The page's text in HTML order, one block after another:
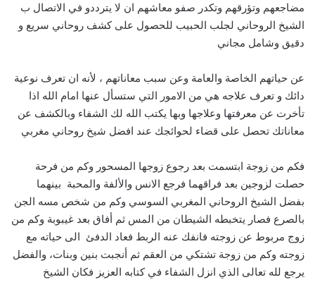
مضاجعهم وتؤرقهم وتكدر صفو معاشهم ان لا يترددو في الاتصال ب
الشيخ الروحاني لجلب الحبيب للحصول على كشف روحاني سريع و
دقيق وشامل مجاني
عن حياتهم الخاصة والعامة وعن سبب معاناتهم ، لأنه ان تعرف نوعية
دائك و تعرف علاجه هي من الامور التي ستسأل عنها امام الله اذا
تأخرت عن معرفتها وعلاجها وبها يكتب الله لك الشفاء وبالكشف عن
معاناتك تحصل على قضاء لحوائجك عند افضل شيخ روحاني مغربي
فكم من زوجة ابتسمت بعد رجوع زوجها المسحور وكم من فرحة
حصلت لزوجين بعد فراقهما فرجع الانس والألفة والمحبة بينهما
بفضل الشيخ الروحاني المغربي السوسي وكم من شخص مسه الجن
بالصرع فصار يتخبطه الشيطان من المس ثم أفاق بعد غيبوبة وكم من
زوج مربوط عن زوجته فانفك عنه الربط فعاد الدفئ الى حياته مع
زوجته وكم من زوجة تشتكي من العقم ثم أنجبت بنين وبنات، والفضل
يرجع لله تعالى الذي انزل الشفاء في كتابه العزيز فكان الشيخ